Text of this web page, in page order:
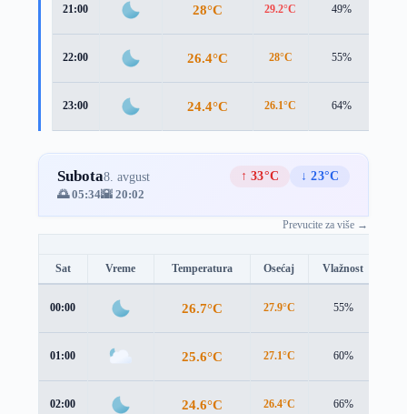
21:00 28°C 29.2°C 49%
22:00 26.4°C 28°C 55%
23:00 24.4°C 26.1°C 64%
Subota8. avgust ↑ 33°C
↓ 23°C
🌅 05:34🌇 20:02
Prevucite za više →
Sat Vreme Temperatura Osećaj Vlažnost
00:00 26.7°C 27.9°C 55%
01:00 25.6°C 27.1°C 60%
02:00 24.6°C 26.4°C 66%